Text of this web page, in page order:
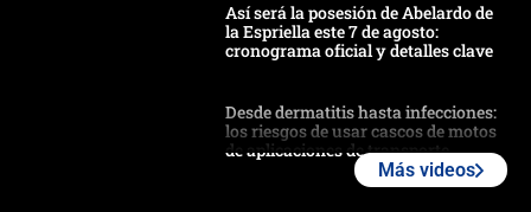
Así será la posesión de Abelardo de
la Espriella este 7 de agosto:
cronograma oficial y detalles clave
Desde dermatitis hasta infecciones:
los riesgos de usar cascos de motos
de aplicaciones de transporte
Más videos